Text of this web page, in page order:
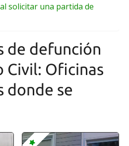
solicitar una partida de
de defunción
Civil: Oficinas
donde se